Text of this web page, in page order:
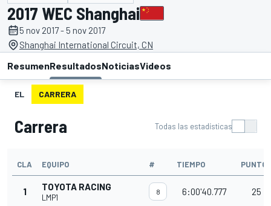
2017 WEC Shanghai
5 nov 2017 - 5 nov 2017
Shanghai International Circuit, CN
ResumenResultadosNoticiasVideos
EL CARRERA
Carrera Todas las estadísticas
CLA EQUIPO # TIEMPO PUNTOS
1 TOYOTA RACING
LMP1
8 6:00'40.777 25